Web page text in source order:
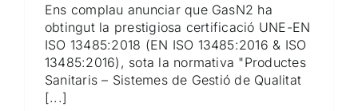
Ens complau anunciar que GasN2 ha
obtingut la prestigiosa certificació UNE-EN
ISO 13485:2018 (EN ISO 13485:2016 & ISO
13485:2016), sota la normativa "Productes
Sanitaris – Sistemes de Gestió de Qualitat
[...]